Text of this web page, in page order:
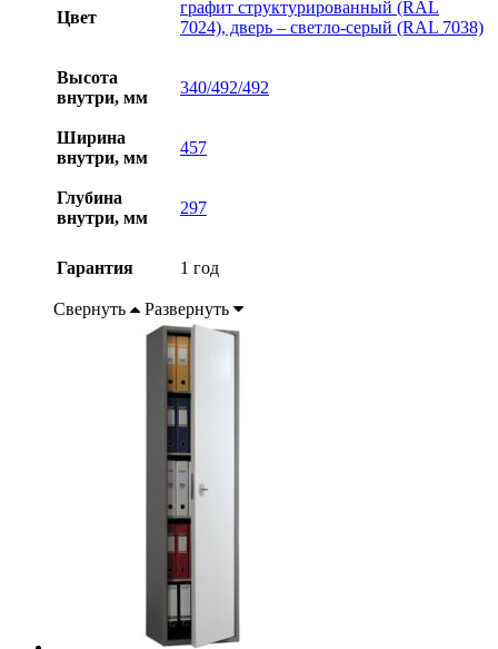
Цвет
графит структурированный (RAL
7024), дверь – светло-серый (RAL 7038)
Высота
внутри, мм
340/492/492
Ширина
внутри, мм
457
Глубина
внутри, мм
297
Гарантия 1 год
Свернуть Развернуть